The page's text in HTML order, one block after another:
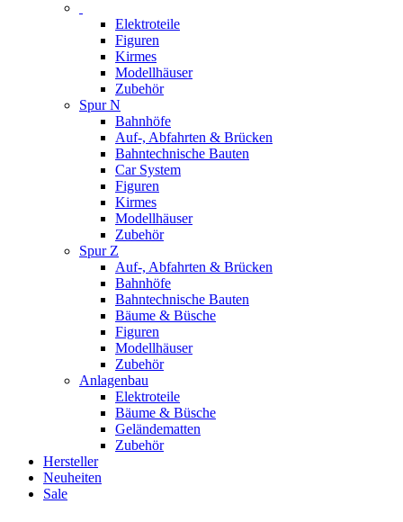
Elektroteile
Figuren
Kirmes
Modellhäuser
Zubehör
Spur N
Bahnhöfe
Auf-, Abfahrten & Brücken
Bahntechnische Bauten
Car System
Figuren
Kirmes
Modellhäuser
Zubehör
Spur Z
Auf-, Abfahrten & Brücken
Bahnhöfe
Bahntechnische Bauten
Bäume & Büsche
Figuren
Modellhäuser
Zubehör
Anlagenbau
Elektroteile
Bäume & Büsche
Geländematten
Zubehör
Hersteller
Neuheiten
Sale